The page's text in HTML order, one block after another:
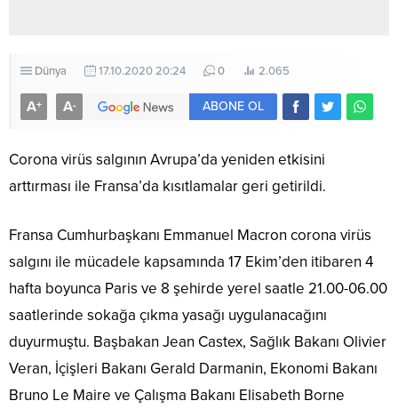
Dünya 17.10.2020 20:24 0 2.065
A+ A- ABONE OL
Corona virüs salgının Avrupa’da yeniden etkisini
arttırması ile Fransa’da kısıtlamalar geri getirildi.
Fransa Cumhurbaşkanı Emmanuel Macron corona virüs
salgını ile mücadele kapsamında 17 Ekim’den itibaren 4
hafta boyunca Paris ve 8 şehirde yerel saatle 21.00-06.00
saatlerinde sokağa çıkma yasağı uygulanacağını
duyurmuştu. Başbakan Jean Castex, Sağlık Bakanı Olivier
Veran, İçişleri Bakanı Gerald Darmanin, Ekonomi Bakanı
Bruno Le Maire ve Çalışma Bakanı Elisabeth Borne